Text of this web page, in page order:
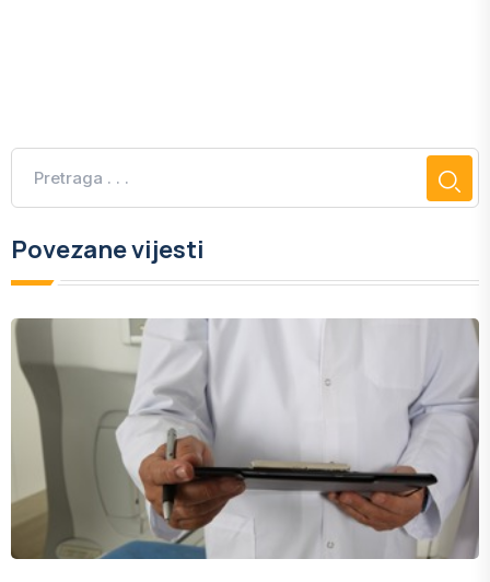
Povezane vijesti